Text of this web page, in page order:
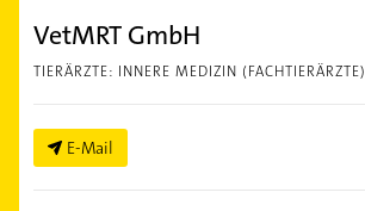
VetMRT GmbH
TIERÄRZTE: INNERE MEDIZIN (FACHTIERÄRZTE)
E-Mail